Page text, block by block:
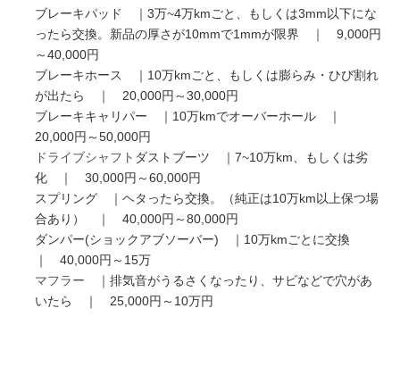
ブレーキパッド ｜3万~4万kmごと、もしくは3mm以下にな
ったら交換。新品の厚さが10mmで1mmが限界 ｜ 9,000円
～40,000円
ブレーキホース ｜10万kmごと、もしくは膨らみ・ひび割れ
が出たら ｜ 20,000円～30,000円
ブレーキキャリパー ｜10万kmでオーバーホール ｜
20,000円～50,000円
ドライブシャフト ダストブーツ ｜7~10万km、もしくは劣
化 ｜ 30,000円～60,000円
スプリング ｜ヘタったら交換。（純正は10万km以上保つ場
合あり） ｜ 40,000円～80,000円
ダンパー(ショックアブソーバー) ｜10万kmごとに交換
｜ 40,000円～15万
マフラー ｜排気音がうるさくなったり、サビなどで穴があ
いたら ｜ 25,000円～10万円